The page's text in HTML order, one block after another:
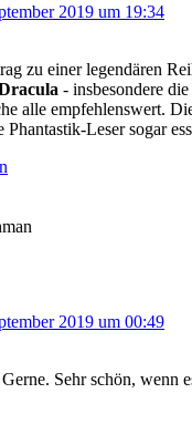
2019 um 19:34
zu einer legendären
- insbesondere
alle empfehlenswert.
Phantastik-Leser sogar
2019 um 00:49
Sehr schön, wenn